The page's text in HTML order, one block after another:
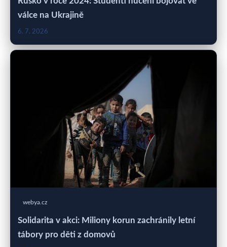
válce na Ukrajině
6. 7. 2026
webya.cz
Solidarita v akci: Miliony korun zachránily letní
tábory pro děti z domovů